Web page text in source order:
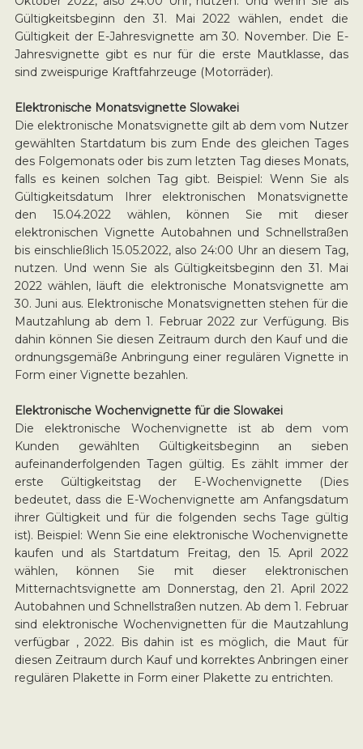
Gültigkeitsbeginn den 31. Mai 2022 wählen, endet die
Gültigkeit der E-Jahresvignette am 30. November. Die E-
Jahresvignette gibt es nur für die erste Mautklasse, das
sind zweispurige Kraftfahrzeuge (Motorräder).
Elektronische Monatsvignette Slowakei
Die elektronische Monatsvignette gilt ab dem vom Nutzer
gewählten Startdatum bis zum Ende des gleichen Tages
des Folgemonats oder bis zum letzten Tag dieses Monats,
falls es keinen solchen Tag gibt. Beispiel: Wenn Sie als
Gültigkeitsdatum Ihrer elektronischen Monatsvignette
den 15.04.2022 wählen, können Sie mit dieser
elektronischen Vignette Autobahnen und Schnellstraßen
bis einschließlich 15.05.2022, also 24:00 Uhr an diesem Tag,
nutzen. Und wenn Sie als Gültigkeitsbeginn den 31. Mai
2022 wählen, läuft die elektronische Monatsvignette am
30. Juni aus. Elektronische Monatsvignetten stehen für die
Mautzahlung ab dem 1. Februar 2022 zur Verfügung. Bis
dahin können Sie diesen Zeitraum durch den Kauf und die
ordnungsgemäße Anbringung einer regulären Vignette in
Form einer Vignette bezahlen.
Elektronische Wochenvignette für die Slowakei
Die elektronische Wochenvignette ist ab dem vom
Kunden gewählten Gültigkeitsbeginn an sieben
aufeinanderfolgenden Tagen gültig. Es zählt immer der
erste Gültigkeitstag der E-Wochenvignette (Dies
bedeutet, dass die E-Wochenvignette am Anfangsdatum
ihrer Gültigkeit und für die folgenden sechs Tage gültig
ist). Beispiel: Wenn Sie eine elektronische Wochenvignette
kaufen und als Startdatum Freitag, den 15. April 2022
wählen, können Sie mit dieser elektronischen
Mitternachtsvignette am Donnerstag, den 21. April 2022
Autobahnen und Schnellstraßen nutzen. Ab dem 1. Februar
sind elektronische Wochenvignetten für die Mautzahlung
verfügbar , 2022. Bis dahin ist es möglich, die Maut für
diesen Zeitraum durch Kauf und korrektes Anbringen einer
regulären Plakette in Form einer Plakette zu entrichten.